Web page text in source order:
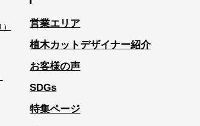
営業エリア
植木カットデザイナー紹介
お客様の声
SDGs
特集ページ